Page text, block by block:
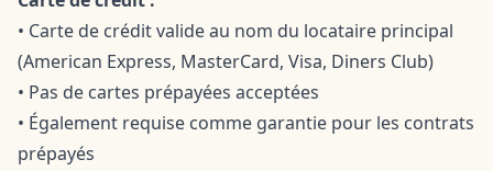
• Carte de crédit valide au nom du locataire principal
(American Express, MasterCard, Visa, Diners Club)
• Pas de cartes prépayées acceptées
• Également requise comme garantie pour les contrats
prépayés